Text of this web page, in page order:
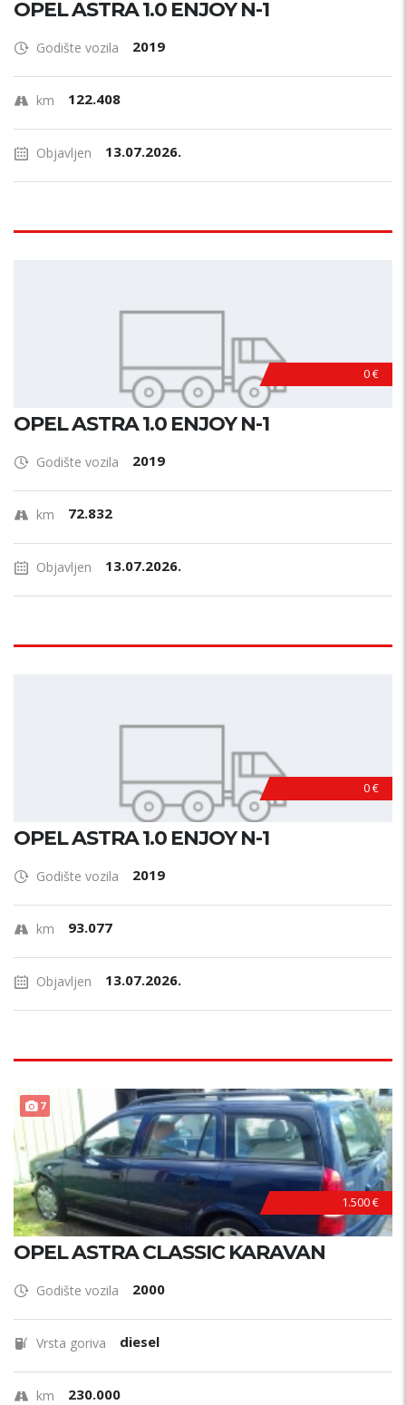
OPEL ASTRA 1.0 ENJOY N-1
Godište vozila 2019
km 122.408
Objavljen 13.07.2026.
0 €
OPEL ASTRA 1.0 ENJOY N-1
Godište vozila 2019
km 72.832
Objavljen 13.07.2026.
0 €
OPEL ASTRA 1.0 ENJOY N-1
Godište vozila 2019
km 93.077
Objavljen 13.07.2026.
7 PRILIKA !
1.500 €
OPEL ASTRA CLASSIC KARAVAN
Godište vozila 2000
Vrsta goriva diesel
km 230.000